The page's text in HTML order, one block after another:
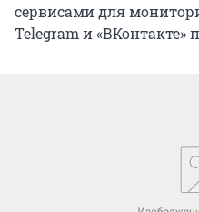
сервисами для
Telegram и «ВКонтакте»